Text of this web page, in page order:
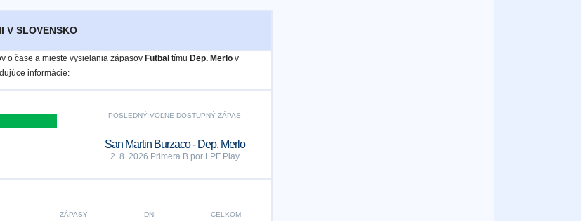
V SLOVENSKO
o čase a mieste vysielania zápasov Futbal tímu Dep. Merlov
informácie:
POSLEDNÝ VOĽNE DOSTUPNÝ ZÁPAS
San Martin Burzaco - Dep. Merlo
2. 8. 2026 Primera B por LPF Play
CELKOM
DNI
ZÁPASY